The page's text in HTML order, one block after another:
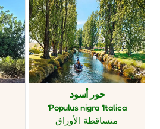
حور أسود
Populus nigra ‘Italica’
متساقطة الأوراق